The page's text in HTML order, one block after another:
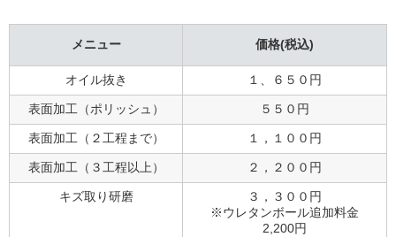
メニュー 価格(税込)
オイル抜き １、６５０円
表面加工（ポリッシュ） ５５０円
表面加工（２工程まで） １，１００円
表面加工（３工程以上） ２，２００円
キズ取り研磨
３，３００円
※ウレタンボール追加料金
2,200円